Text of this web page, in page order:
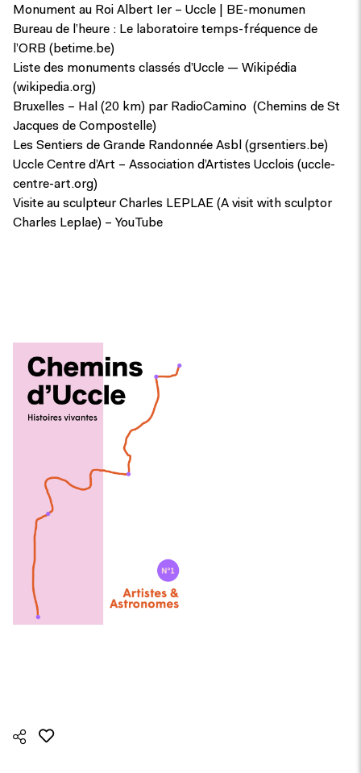
Monument au Roi Albert Ier – Uccle | BE-monumen
Bureau de l’heure : Le laboratoire temps-fréquence de
l’ORB (betime.be)
Liste des monuments classés d’Uccle — Wikipédia
(wikipedia.org)
Bruxelles – Hal (20 km) par RadioCamino (Chemins de St
Jacques de Compostelle)
Les Sentiers de Grande Randonnée Asbl (grsentiers.be)
Uccle Centre d’Art – Association d’Artistes Ucclois (uccle-
centre-art.org)
Visite au sculpteur Charles LEPLAE (A visit with sculptor
Charles Leplae) – YouTube